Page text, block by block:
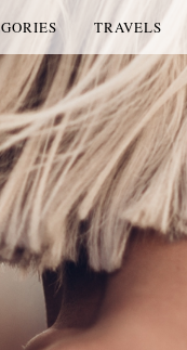
TRAVELS